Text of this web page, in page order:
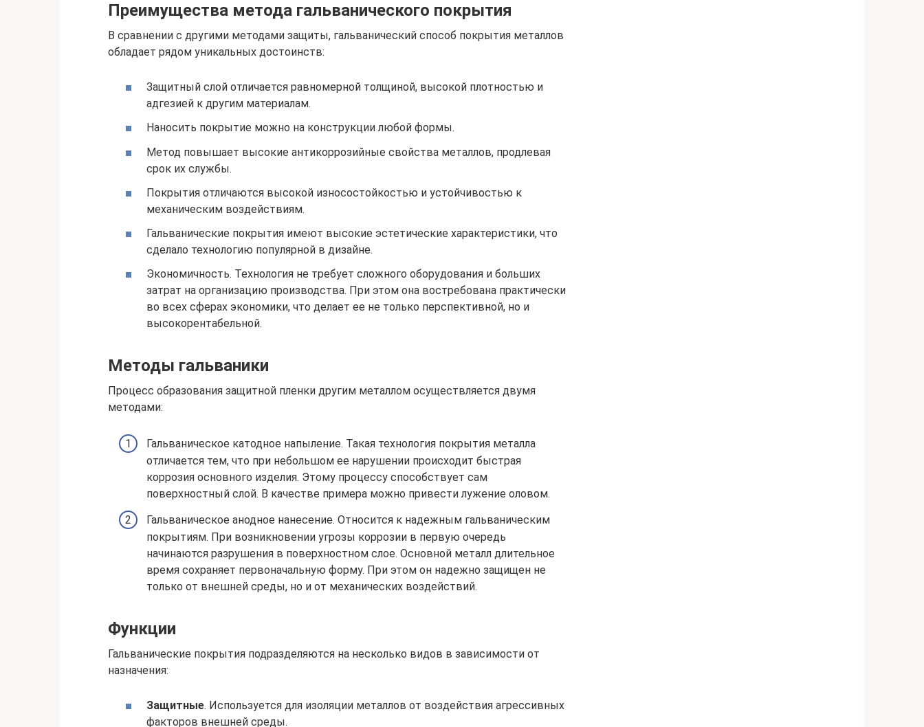
Преимущества метода гальванического покрытия
В сравнении с другими методами защиты, гальванический способ покрытия металлов
обладает рядом уникальных достоинств:
Защитный слой отличается равномерной толщиной, высокой плотностью и
адгезией к другим материалам.
Наносить покрытие можно на конструкции любой формы.
Метод повышает высокие антикоррозийные свойства металлов, продлевая
срок их службы.
Покрытия отличаются высокой износостойкостью и устойчивостью к
механическим воздействиям.
Гальванические покрытия имеют высокие эстетические характеристики, что
сделало технологию популярной в дизайне.
Экономичность. Технология не требует сложного оборудования и больших
затрат на организацию производства. При этом она востребована практически
во всех сферах экономики, что делает ее не только перспективной, но и
высокорентабельной.
Методы гальваники
Процесс образования защитной пленки другим металлом осуществляется двумя
методами:
Гальваническое катодное напыление. Такая технология покрытия металла
отличается тем, что при небольшом ее нарушении происходит быстрая
коррозия основного изделия. Этому процессу способствует сам
поверхностный слой. В качестве примера можно привести лужение оловом.
Гальваническое анодное нанесение. Относится к надежным гальваническим
покрытиям. При возникновении угрозы коррозии в первую очередь
начинаются разрушения в поверхностном слое. Основной металл длительное
время сохраняет первоначальную форму. При этом он надежно защищен не
только от внешней среды, но и от механических воздействий.
Функции
Гальванические покрытия подразделяются на несколько видов в зависимости от
назначения:
Защитные. Используется для изоляции металлов от воздействия агрессивных
факторов внешней среды.